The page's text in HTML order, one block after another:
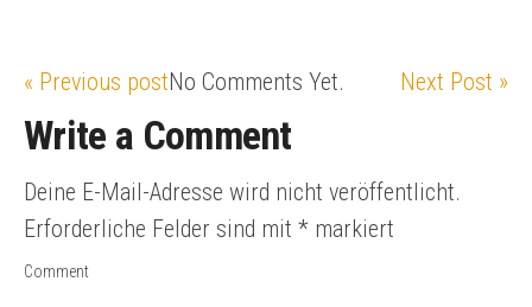
« Previous post Next Post »
No Comments Yet.
Write a Comment
Deine E-Mail-Adresse wird nicht veröffentlicht.
Erforderliche Felder sind mit * markiert
Comment